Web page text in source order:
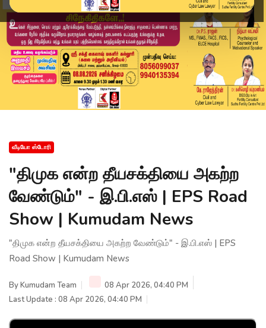
வீடியோ ஸ்டோரி
"திமுக என்ற தீயசக்தியை அகற்ற
வேண்டும்" - இ.பி.எஸ் | EPS Road
Show | Kumudam News
"திமுக என்ற தீயசக்தியை அகற்ற வேண்டும்" - இ.பி.எஸ் | EPS
Road Show | Kumudam News
ByKumudam Team
08 Apr 2026, 04:40 PM
Last Update : 08 Apr 2026, 04:40 PM